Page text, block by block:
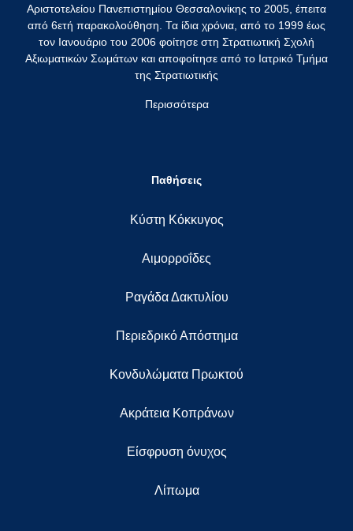
Αριστοτελείου Πανεπιστημίου Θεσσαλονίκης το 2005, έπειτα
από 6ετή παρακολούθηση. Τα ίδια χρόνια, από το 1999 έως
τον Ιανουάριο του 2006 φοίτησε στη Στρατιωτική Σχολή
Αξιωματικών Σωμάτων και αποφοίτησε από το Ιατρικό Τμήμα
της Στρατιωτικής
Περισσότερα
Παθήσεις
Κύστη Κόκκυγος
Αιμορροΐδες
Ραγάδα Δακτυλίου
Περιεδρικό Απόστημα
Κονδυλώματα Πρωκτού
Ακράτεια Κοπράνων
Eίσφρυση όνυχος
Λίπωμα